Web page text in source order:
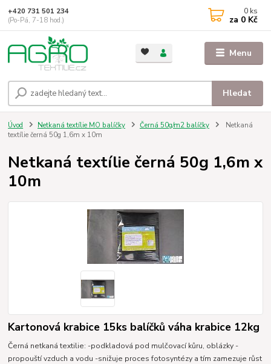
Menu
Hledat
+420 731 501 234
(Po-Pá, 7-18 hod.)
0 ks
za 0 Kč
Úvod Netkaná textílie MO balíčky Černá 50g/m2 balíčky
Netkaná
textílie černá 50g 1,6m x 10m
Netkaná textílie černá 50g 1,6m x
10m
Kartonová krabice 15ks balíčků váha krabice 12kg
Černá netkaná textilie: -podkladová pod mulčovací kůru, oblázky -
propouští vzduch a vodu -snižuje proces fotosyntézy a tím zamezuje růst